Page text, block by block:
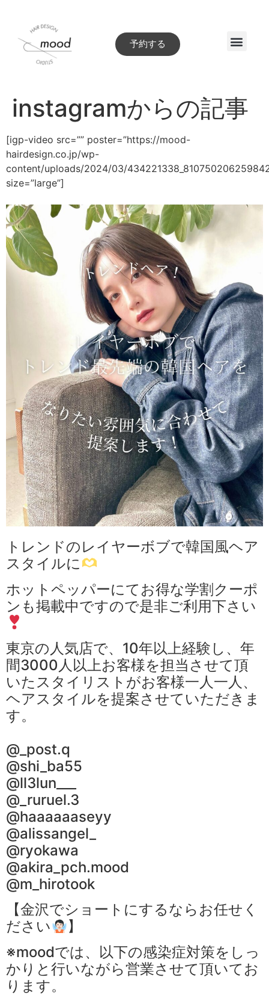
予約する
instagramからの記事
[igp-video src=”” poster=”https://mood-
hairdesign.co.jp/wp-
content/uploads/2024/03/
size=”large”]
トレンドのレイヤーボブで韓国風ヘア
スタイルに
ホットペッパーにてお得な学割クーポ
ンも掲載中ですので是非ご利用下さい
東京の人気店で、10年以上経験し、年
間3000人以上お客様を担当させて頂
いたスタイリストがお客様一人一人、
ヘアスタイルを提案させていただきま
す。
@_post.q
@shi_ba55
@ll3lun___
@_ruruel.3
@haaaaaaseyy
@alissangel_
@ryokawa
@akira_pch.mood
@m_hirotook
【金沢でショートにするならお任せく
ださい
】
※moodでは、以下の感染症対策をしっ
かりと行いながら営業させて頂いてお
ります。